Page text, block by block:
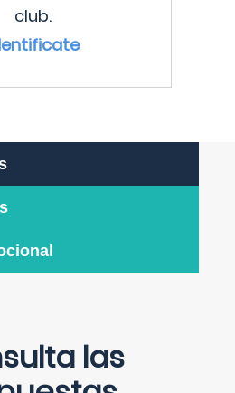
club.
las